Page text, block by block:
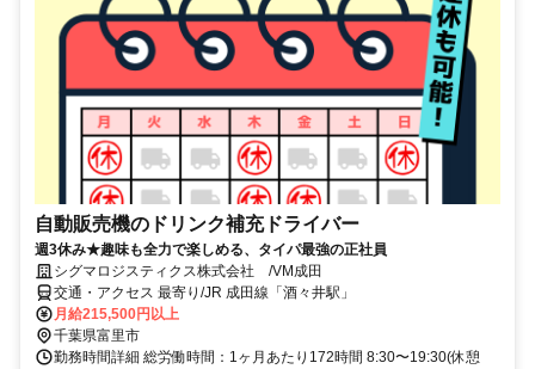
自動販売機のドリンク補充ドライバー
週3休み★趣味も全力で楽しめる、タイパ最強の正社員
シグマロジスティクス株式会社 /VM成田
交通・アクセス 最寄り/JR 成田線「酒々井駅」
月給215,500円以上
千葉県富里市
勤務時間詳細 総労働時間：1ヶ月あたり172時間 8:30〜19:30(休憩